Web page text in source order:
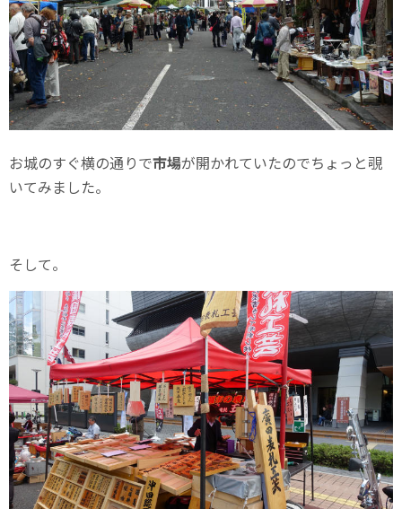
お城のすぐ横の通りで市場が開かれていたのでちょっと覗
いてみました。
そして。